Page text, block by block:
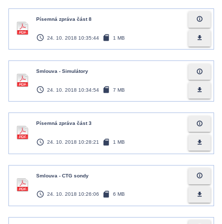
Písemná zpráva část 8
access_time 24. 10. 2018 10:35:44 sd_card 1 MB
info_outline
file_download
Smlouva - Simulátory
access_time 24. 10. 2018 10:34:54 sd_card 7 MB
info_outline
file_download
Písemná zpráva část 3
access_time 24. 10. 2018 10:28:21 sd_card 1 MB
info_outline
file_download
Smlouva - CTG sondy
access_time 24. 10. 2018 10:26:06 sd_card 6 MB
info_outline
file_download